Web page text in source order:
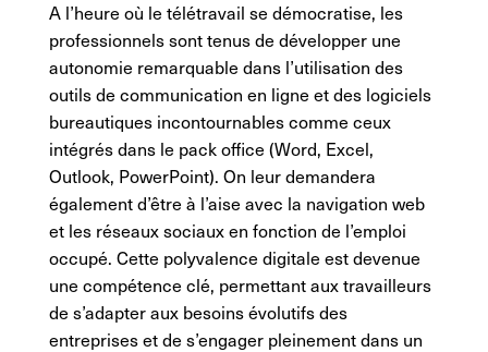
A l’heure où le télétravail se démocratise, les
professionnels sont tenus de développer une
autonomie remarquable dans l’utilisation des
outils de communication en ligne et des logiciels
bureautiques incontournables comme ceux
intégrés dans le pack office (Word, Excel,
Outlook, PowerPoint). On leur demandera
également d’être à l’aise avec la navigation web
et les réseaux sociaux en fonction de l’emploi
occupé. Cette polyvalence digitale est devenue
une compétence clé, permettant aux travailleurs
de s’adapter aux besoins évolutifs des
entreprises et de s’engager pleinement dans un